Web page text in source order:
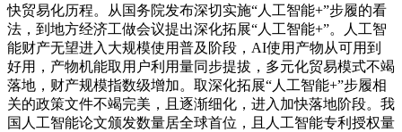
快贸易化历程。从国务院发布深切实施“人工智能+”步履的看
法，到地方经济工做会议提出深化拓展“人工智能+”。人工智
能财产无望进入大规模使用普及阶段，AI使用产物从可用到
好用，产物机能取用户利用量同步提拔，多元化贸易模式不竭
落地，财产规模指数级增加。取深化拓展“人工智能+”步履相
关的政策文件不竭完美，且逐渐细化，进入加快落地阶段。我
国人工智能论文颁发数量居全球首位，且人工智能专利授权量